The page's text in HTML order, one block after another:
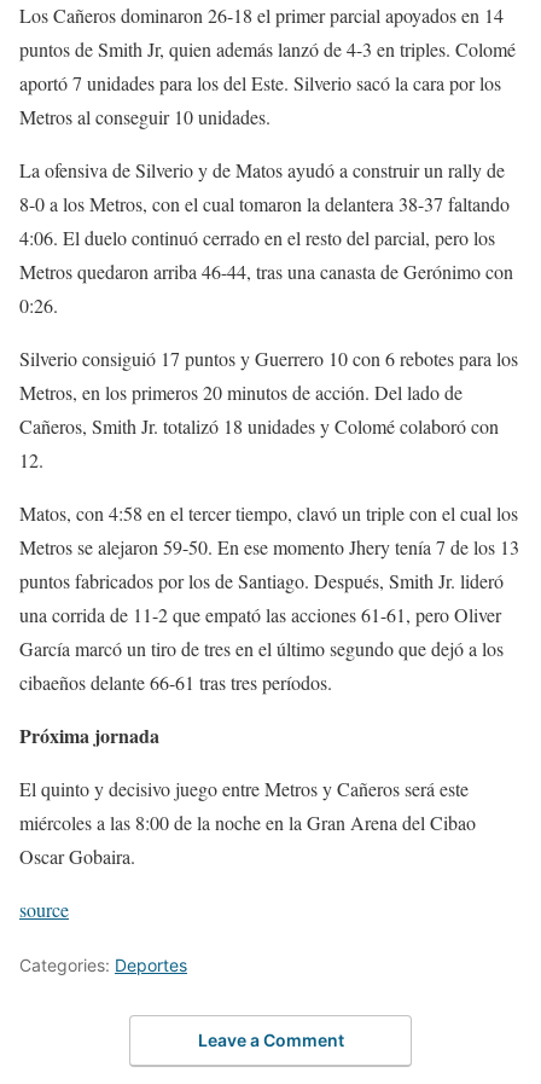
Los Cañeros dominaron 26-18 el primer parcial apoyados en 14
puntos de Smith Jr, quien además lanzó de 4-3 en triples. Colomé
aportó 7 unidades para los del Este. Silverio sacó la cara por los
Metros al conseguir 10 unidades.
La ofensiva de Silverio y de Matos ayudó a construir un rally de
8-0 a los Metros, con el cual tomaron la delantera 38-37 faltando
4:06. El duelo continuó cerrado en el resto del parcial, pero los
Metros quedaron arriba 46-44, tras una canasta de Gerónimo con
0:26.
Silverio consiguió 17 puntos y Guerrero 10 con 6 rebotes para los
Metros, en los primeros 20 minutos de acción. Del lado de
Cañeros, Smith Jr. totalizó 18 unidades y Colomé colaboró con
12.
Matos, con 4:58 en el tercer tiempo, clavó un triple con el cual los
Metros se alejaron 59-50. En ese momento Jhery tenía 7 de los 13
puntos fabricados por los de Santiago. Después, Smith Jr. lideró
una corrida de 11-2 que empató las acciones 61-61, pero Oliver
García marcó un tiro de tres en el último segundo que dejó a los
cibaeños delante 66-61 tras tres períodos.
Próxima jornada
El quinto y decisivo juego entre Metros y Cañeros será este
miércoles a las 8:00 de la noche en la Gran Arena del Cibao
Oscar Gobaira.
source
Categories: Deportes
Leave a Comment